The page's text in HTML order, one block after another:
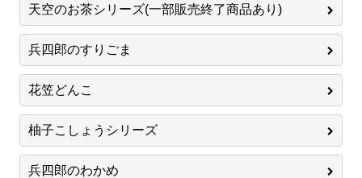
天空のお茶シリーズ(一部販売終了商品あり)
兵四郎のすりごま
花笠どんこ
柚子こしょうシリーズ
兵四郎のわかめ